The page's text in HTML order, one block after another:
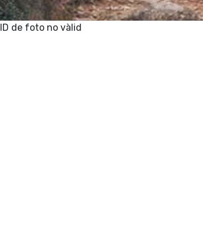
ID de foto no vàlid